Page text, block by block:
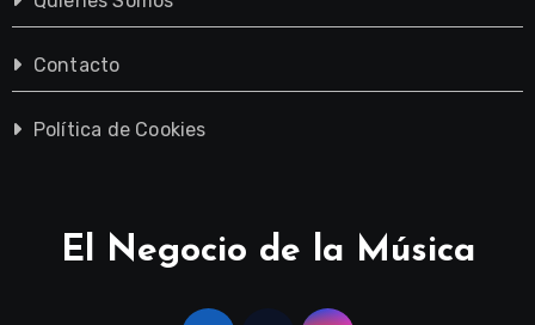
Contacto
Política de Cookies
El Negocio de la Música